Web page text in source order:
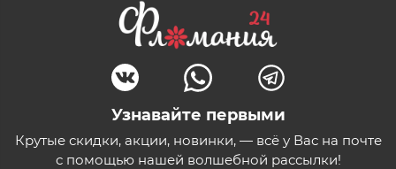
Узнавайте первыми
Крутые скидки, акции, новинки, — всё у Вас на почте
с помощью нашей волшебной рассылки!